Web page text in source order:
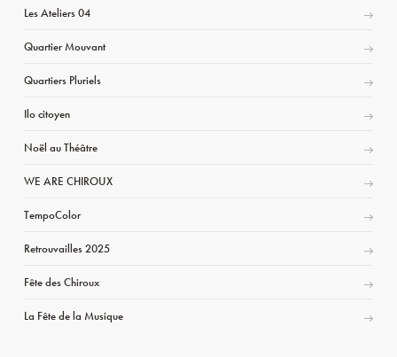
Les Ateliers 04
Quartier Mouvant
Quartiers Pluriels
Ilo citoyen
Noël au Théâtre
WE ARE CHIROUX
TempoColor
Retrouvailles 2025
Fête des Chiroux
La Fête de la Musique